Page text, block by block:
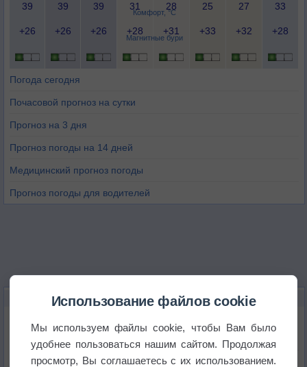
Комфорт, °C
Магнитные бури
39 39 39 31 28 25 27 33
+26 +26 +26 +28 +31 +33 +32 +28
Погода сегодня
Почасовой прогноз на сутки
Прогноз на 3 дня
Прогноз погоды на 14 дней
Медицинский прогноз погоды
Прогноз погоды для водителей
НОВОЕ О ПОГОДЕ
Космическая погода влияет на транспорт
Использование файлов cookie
Мы используем файлы cookie, чтобы Вам было
удобнее пользоваться нашим сайтом. Продолжая
просмотр, Вы соглашаетесь с их использованием.